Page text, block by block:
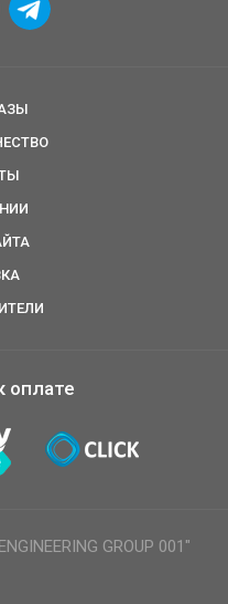
оплате
GROUP 001"